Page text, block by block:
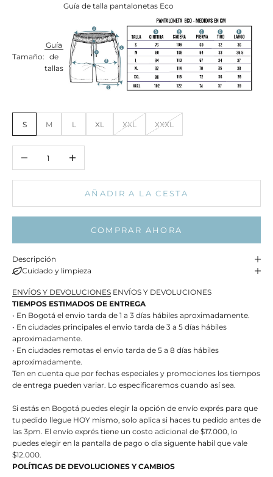
Tamaño:
Guía
de
tallas
Guía de talla pantalonetas Eco
S M L XL XXL XXXL
AÑADIR A LA CESTA
COMPRAR AHORA
Descripción
Cuidado y limpieza
ENVÍOS Y DEVOLUCIONES ENVÍOS Y DEVOLUCIONES
TIEMPOS ESTIMADOS DE ENTREGA
• En Bogotá el envio tarda de 1 a 3 días hábiles aproximadamente.
• En ciudades principales el envio tarda de 3 a 5 días hábiles
aproximadamente.
• En ciudades remotas el envio tarda de 5 a 8 días hábiles
aproximadamente.
Ten en cuenta que por fechas especiales y promociones los tiempos
de entrega pueden variar. Lo especificaremos cuando así sea.
Si estás en Bogotá puedes elegir la opción de envío exprés para que
tu pedido llegue HOY mismo, solo aplica si haces tu pedido antes de
las 3pm. El envío exprés tiene un costo adicional de $17.000, lo
puedes elegir en la pantalla de pago o dia siguente habil que vale
$12.000.
POLÍTICAS DE DEVOLUCIONES Y CAMBIOS